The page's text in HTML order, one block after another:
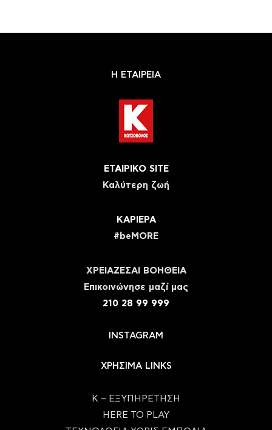
Η ΕΤΑΙΡΕΙΑ
ΕΤΑΙΡΙΚΟ SITE
Καλύτερη ζωή
ΚΑΡΙΕΡΑ
#beMORE
ΧΡΕΙΑΖΕΣΑΙ ΒΟΗΘΕΙΑ
Eπικοινώνησε μαζί μας
210 28 99 999
INSTAGRAM
ΧΡΗΣΙΜΑ LINKS
Κ – ΕΞΥΠΗΡΕΤΗΣΗ
HERE TO PLAY